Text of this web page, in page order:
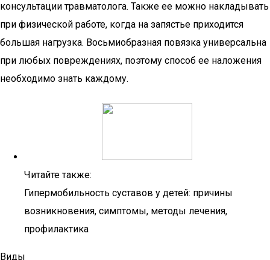
консультации травматолога. Также ее можно накладывать
при физической работе, когда на запястье приходится
большая нагрузка. Восьмиобразная повязка универсальна
при любых повреждениях, поэтому способ ее наложения
необходимо знать каждому.
Читайте также:
Гипермобильность суставов у детей: причины
возникновения, симптомы, методы лечения,
профилактика
Виды